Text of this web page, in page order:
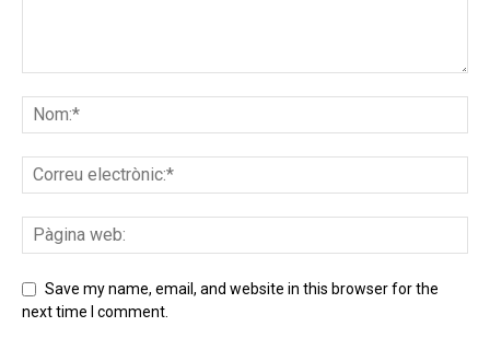
Save my name, email, and website in this browser for the
next time I comment.